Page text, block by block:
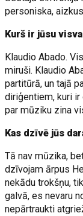
personiska,
Kurš ir jūsu
Klaudio Abado.
miruši. Klaudio
partitūrā, un tajā
diriģentiem, kuri
par mūziku zina
Kas dzīvē jūs
Tā nav mūzika,
dzīvojam ārpus
nekādu trokšņu,
galvā, es nevaru
nepārtraukti